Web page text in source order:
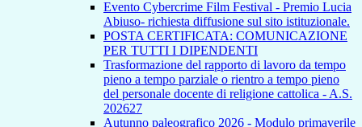
Evento Cybercrime Film Festival - Premio Lucia
Abiuso- richiesta diffusione sul sito istituzionale.
POSTA CERTIFICATA: COMUNICAZIONE
PER TUTTI I DIPENDENTI
Trasformazione del rapporto di lavoro da tempo
pieno a tempo parziale o rientro a tempo pieno
del personale docente di religione cattolica - A.S.
202627
Autunno paleografico 2026 - Modulo primaverile